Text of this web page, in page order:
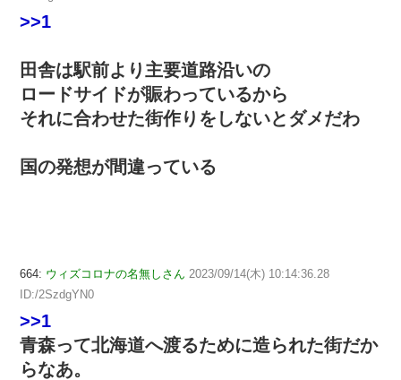
>>1
田舎は駅前より主要道路沿いの
ロードサイドが賑わっているから
それに合わせた街作りをしないとダメだわ
国の発想が間違っている
664: ウィズコロナの名無しさん 2023/09/14(木) 10:14:36.28
ID:/2SzdgYN0
>>1
青森って北海道へ渡るために造られた街だか
らなあ。